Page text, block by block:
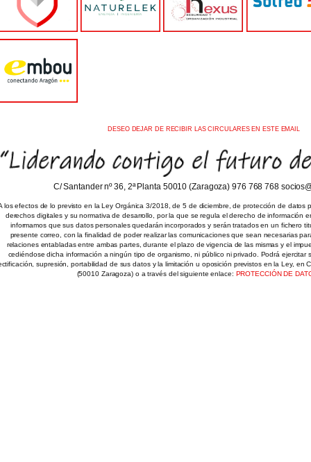
DESEO DEJAR DE RECIBIR LAS CIRCULARES EN ESTE EMAIL
C/ Santander nº 36, 2ª Planta 50010 (Zaragoza) 976 768 768
los efectos de lo previsto en la Ley Orgánica 3/2018, de 5 de diciembre, de protección de datos
derechos digitales y su normativa de desarrollo, por la que se regula el derecho de información
informamos que sus datos personales quedarán incorporados y serán tratados en un fichero
presente correo, con la finalidad de poder realizar las comunicaciones que sean necesarias
relaciones entabladas entre ambas partes, durante el plazo de vigencia de las mismas y el
cediéndose dicha información a ningún tipo de organismo, ni público ni privado. Podrá ejercitar
supresión, portabilidad de sus datos y la limitación u oposición previstos en la Ley, en
(50010 Zaragoza) o a través del siguiente enlace: PROTECCIÓN DE